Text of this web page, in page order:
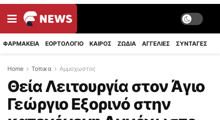
ΦΑΡΜΑΚΕΙΑ ΕΟΡΤΟΛΟΓΙΟ ΚΑΙΡΟΣ ΖΩΔΙΑ ΑΓΓΕΛΙΕΣ ΣΥΝΤΑΓΈΣ
Home Τοπικα Αμμοχωστος
Θεία Λειτουργία στον Άγιο
Γεώργιο Εξορινό στην